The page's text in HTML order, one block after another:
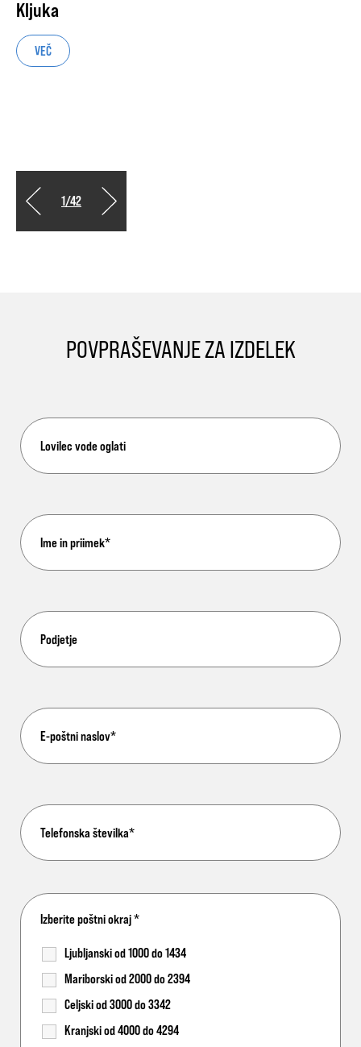
Kljuka
VEČ
1/42
POVPRAŠEVANJE ZA IZDELEK
Izberite poštni okraj*
Ljubljanski od 1000 do 1434
Mariborski od 2000 do 2394
Celjski od 3000 do 3342
Kranjski od 4000 do 4294